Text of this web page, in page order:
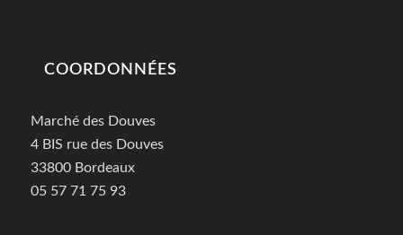
COORDONNÉES
Marché des Douves
4 BIS rue des Douves
33800 Bordeaux
05 57 71 75 93